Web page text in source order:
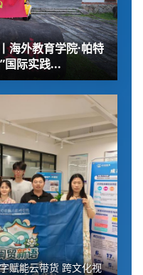
海外教育学院·帕特
国际实践...
赋能云带货 跨文化视